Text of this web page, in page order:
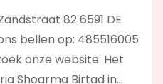
82 6591 DE
bellen op: 485516005
onze website: Het
Shoarma Birtad in…